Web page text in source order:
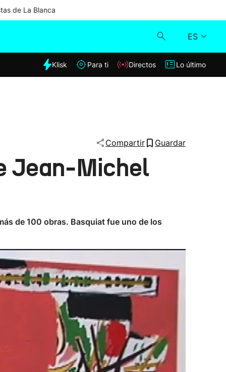
de La Blanca
ES
Klisk
Klisk Para ti Directos Lo último
Compartir Guardar
Jean-Michel
de 100 obras. Basquiat fue uno de los